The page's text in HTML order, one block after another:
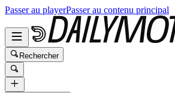
Passer au playerPasser au contenu principal
Rechercher